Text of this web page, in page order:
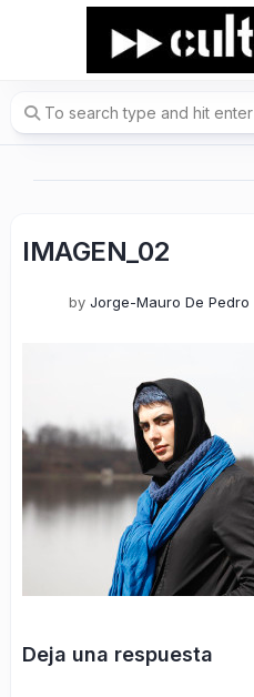
IMAGEN_02
by Jorge-Mauro De Pedro
Deja una respuesta